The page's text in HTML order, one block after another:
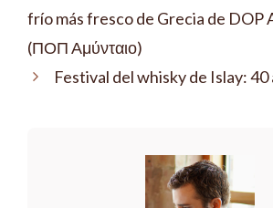
frío más fresco de Grecia de DOP
(ΠΟΠ Αμύνταιο)
Festival del whisky de Islay: 40